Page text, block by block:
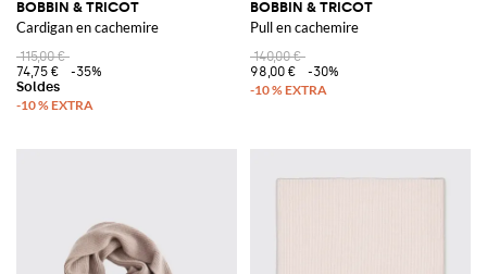
BOBBIN & TRICOT
Cardigan en cachemire
115,00 €
74,75 €
-35%
BOBBIN & TRICOT
Pull en cachemire
140,00 €
98,00 €
-30%